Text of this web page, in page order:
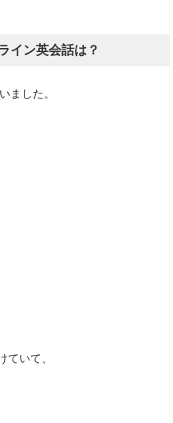
イン英会話は？
ました。
ていて、